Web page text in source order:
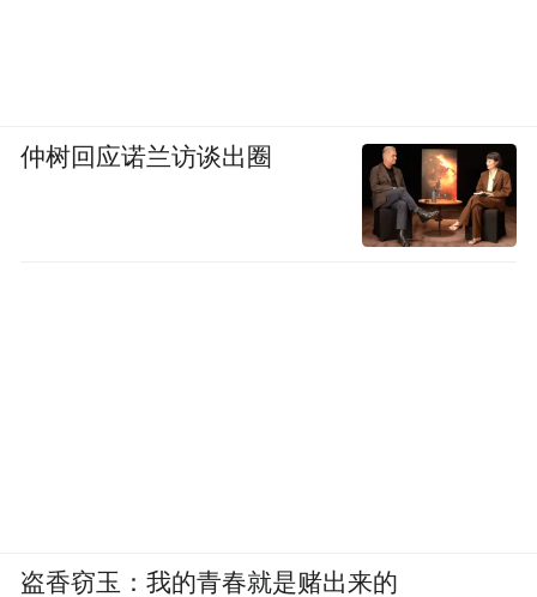
仲树回应诺兰访谈出圈
盗香窃玉：我的青春就是赌出来的